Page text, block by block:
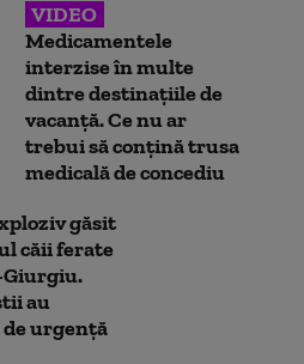
VIDEO
Medicamentele
interzise în multe
dintre destinațiile de
vacanță. Ce nu ar
trebui să conțină trusa
medicală de concediu
găsit
căii ferate
au
urgență